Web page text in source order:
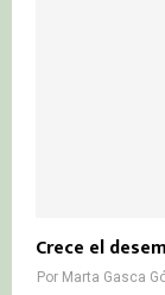
Crece el
Por Marta Gasca